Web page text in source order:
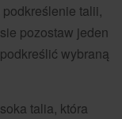
talii,
pozostaw jeden
wybraną
talia, która